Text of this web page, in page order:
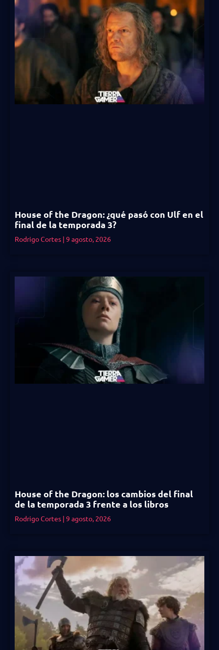
House of the Dragon: ¿qué pasó con Ulf en el
final de la temporada 3?
Rodrigo Cortes 9 agosto, 2026
House of the Dragon: los cambios del final
de la temporada 3 frente a los libros
Rodrigo Cortes 9 agosto, 2026